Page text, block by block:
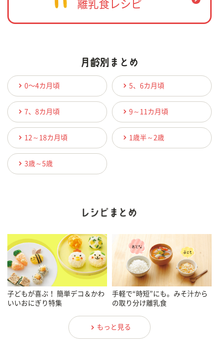
離乳食レシピ
0〜4カ月頃 5、6カ月頃
7、8カ月頃 9～11カ月頃
12～18カ月頃 1歳半～2歳
3歳～5歳
子どもが喜ぶ！ 簡単デコ＆かわ
いいおにぎり特集
手軽で“時短”にも。みそ汁から
の取り分け離乳食
もっと見る